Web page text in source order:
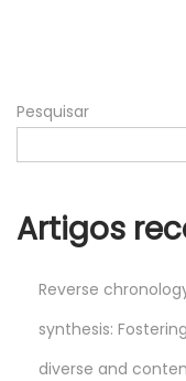
Pesquisar
Artigos
Reverse
synthesis:
diverse and